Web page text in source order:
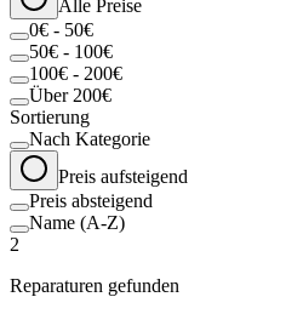
Alle Preise
0€ - 50€
50€ - 100€
100€ - 200€
Über 200€
Sortierung
Nach Kategorie
Preis aufsteigend
Preis absteigend
Name (A-Z)
2
Reparaturen gefunden